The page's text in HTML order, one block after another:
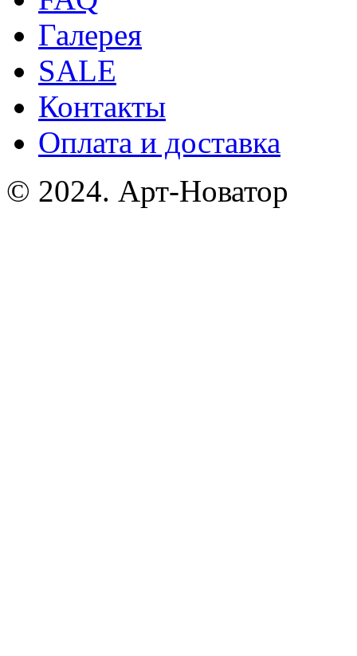
Галерея
SALE
Контакты
Оплата и доставка
© 2024. Арт-Новатор